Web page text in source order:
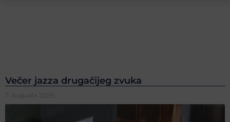
Večer jazza drugačijeg zvuka
7. Augusta 2026.